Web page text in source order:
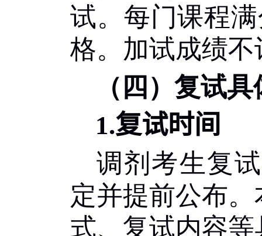
试。每门课程
格。加试成绩
（四）复试
1.复试时间
调剂考生复
定并提前公布
式、复试内容